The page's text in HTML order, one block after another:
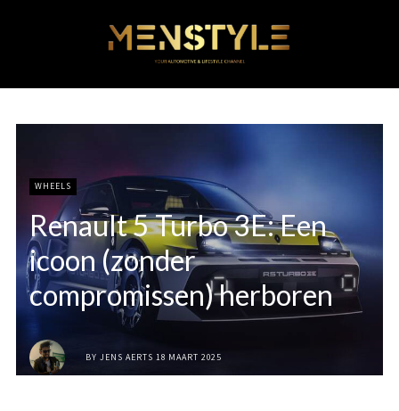
WHEELS
Renault 5 Turbo 3E: Een
icoon (zonder
compromissen) herboren
BY JENS AERTS 18 MAART 2025